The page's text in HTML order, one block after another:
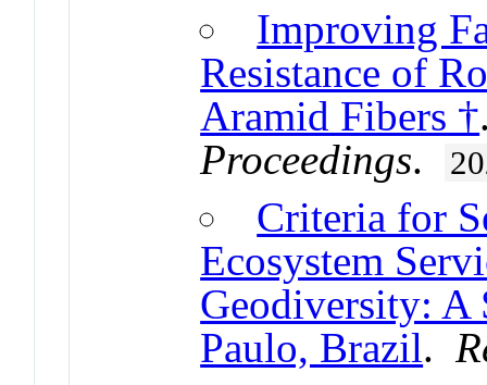
Improving
Resistance of
Aramid Fibers †
Proceedings.
Criteria for
Ecosystem
Geodiversity: A
Paulo, Brazil.